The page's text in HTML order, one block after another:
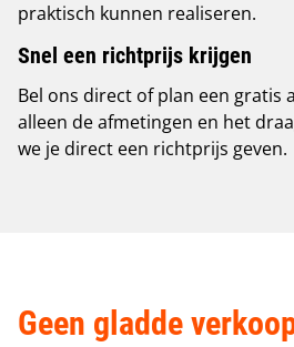
praktisch kunnen realiseren.
Snel een richtprijs krijgen
Bel ons direct of plan een gratis
alleen deafmetingen en het
we je direct een richtprijs geven.
Geen gladde